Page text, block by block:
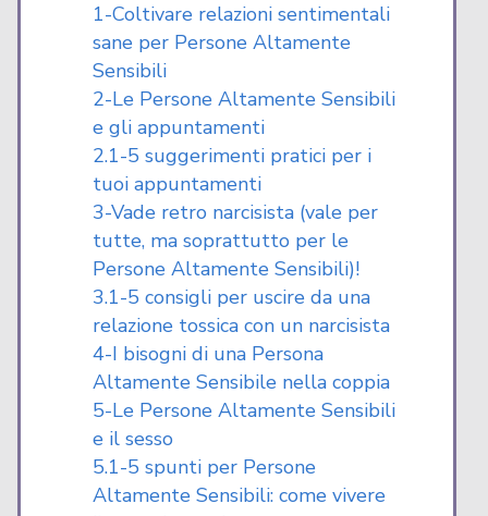
1-Coltivare relazioni sentimentali
sane per Persone Altamente
Sensibili
2-Le Persone Altamente Sensibili
e gli appuntamenti
2.1-5 suggerimenti pratici per i
tuoi appuntamenti
3-Vade retro narcisista (vale per
tutte, ma soprattutto per le
Persone Altamente Sensibili)!
3.1-5 consigli per uscire da una
relazione tossica con un narcisista
4-I bisogni di una Persona
Altamente Sensibile nella coppia
5-Le Persone Altamente Sensibili
e il sesso
5.1-5 spunti per Persone
Altamente Sensibili: come vivere